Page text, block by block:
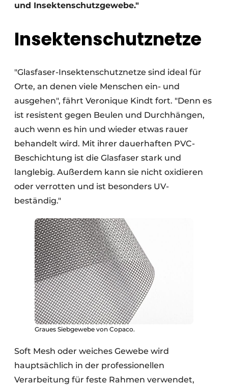
und Insektenschutzgewebe."
Insektenschutznetze
"Glasfaser-Insektenschutznetze sind ideal für
Orte, an denen viele Menschen ein- und
ausgehen", fährt Veronique Kindt fort. "Denn es
ist resistent gegen Beulen und Durchhängen,
auch wenn es hin und wieder etwas rauer
behandelt wird. Mit ihrer dauerhaften PVC-
Beschichtung ist die Glasfaser stark und
langlebig. Außerdem kann sie nicht oxidieren
oder verrotten und ist besonders UV-
beständig."
Graues Siebgewebe von Copaco.
Soft Mesh oder weiches Gewebe wird
hauptsächlich in der professionellen
Verarbeitung für feste Rahmen verwendet,